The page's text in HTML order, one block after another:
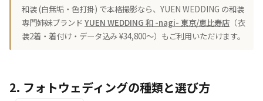
和装 (白無垢・色打掛) で本格撮影なら、YUEN WEDDING の和装
専門姉妹ブランド YUEN WEDDING 和 -nagi- 東京/恵比寿店 （衣
装2着・着付け・データ込み ¥34,800〜）もご利用いただけます。
2. フォトウェディングの種類と選び方